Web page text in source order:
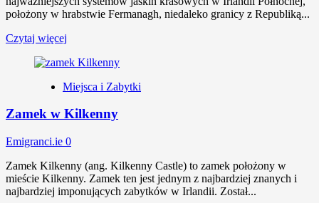
położony w hrabstwie Fermanagh, niedaleko granicy z Republiką...
Czytaj więcej
Miejsca i Zabytki
Zamek w Kilkenny
Emigranci.ie 0
Zamek Kilkenny (ang. Kilkenny Castle) to zamek położony w
mieście Kilkenny. Zamek ten jest jednym z najbardziej znanych i
najbardziej imponujących zabytków w Irlandii. Został...